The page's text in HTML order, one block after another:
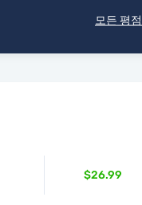
모든 평
$26.99